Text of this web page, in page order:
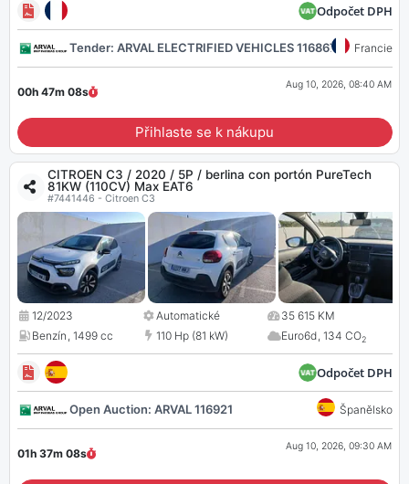
Odpočet DPH
Tender: ARVAL ELECTRIFIED VEHICLES 116867 Francie
00h 47m 07s
Aug 10, 2026, 08:40 AM
Přihlaste se k nákupu
CITROEN C3 / 2020 / 5P / berlina con portón PureTech
81KW (110CV) Max EAT6
#7441446 - Citroen C3
12/2023 Automatické
35 615 KM
Benzín, 1499 cc 110 Hp (81 kW) Euro6d, 134 CO2
Odpočet DPH
Open Auction: ARVAL 116921 Španělsko
01h 37m 07s
Aug 10, 2026, 09:30 AM